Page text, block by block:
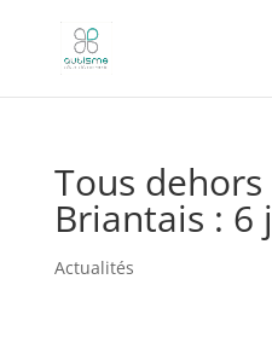
Tous dehors
Briantais : 6
Actualités